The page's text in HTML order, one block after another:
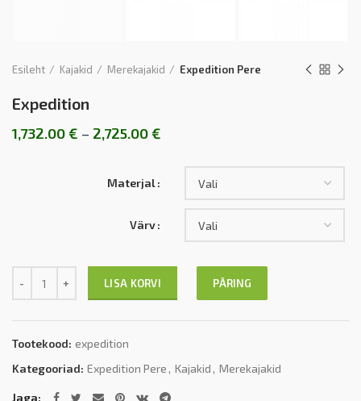
Esileht Kajakid Merekajakid Expedition Pere
Expedition
1,732.00€ – 2,725.00€
Materjal
Värv
LISA KORVI PÄRING
Tootekood: expedition
Kategooriad: Expedition Pere , Kajakid , Merekajakid
Jaga